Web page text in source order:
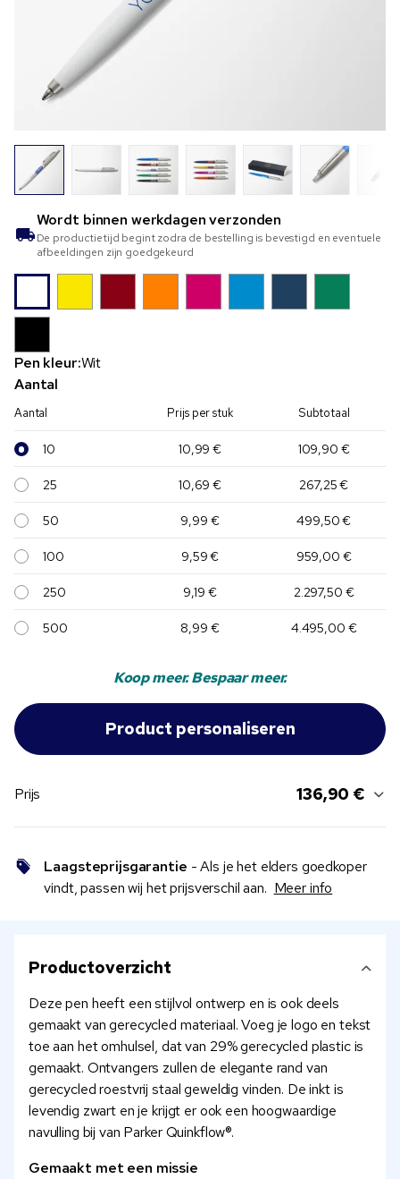
Wordt binnen werkdagen verzonden
De productietijd begint zodra de bestelling is bevestigd en eventuele
afbeeldingen zijn goedgekeurd
Pen kleur:Wit
Aantal
Aantal Prijs per stuk Subtotaal
10 10,99 € 109,90 €
25 10,69 € 267,25 €
50 9,99 € 499,50 €
100 9,59 € 959,00 €
250 9,19 € 2.297,50 €
500 8,99 € 4.495,00 €
Koop meer. Bespaar meer.
Prijs 136,90 €
Laagsteprijsgarantie - Als je het elders goedkoper
vindt, passen wij het prijsverschil aan. Meer info
Productoverzicht
Deze pen heeft een stijlvol ontwerp en is ook deels
gemaakt van gerecycled materiaal. Voeg je logo en tekst
toe aan het omhulsel, dat van 29% gerecycled plastic is
gemaakt. Ontvangers zullen de elegante rand van
gerecycled roestvrij staal geweldig vinden. De inkt is
levendig zwart en je krijgt er ook een hoogwaardige
navulling bij van Parker Quinkflow®.
Gemaakt met een missie